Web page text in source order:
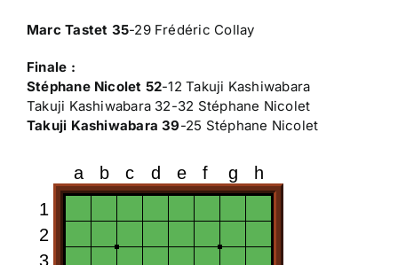
Marc Tastet 35-29 Frédéric Collay
Finale :
Stéphane Nicolet 52-12 Takuji Kashiwabara
Takuji Kashiwabara 32-32 Stéphane Nicolet
Takuji Kashiwabara 39-25 Stéphane Nicolet